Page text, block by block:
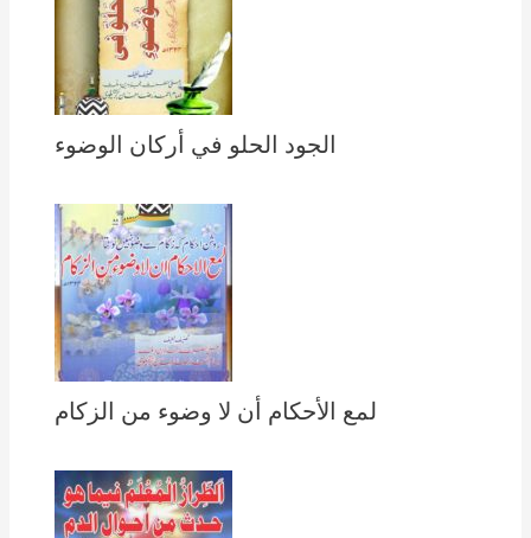
الجود الحلو في أركان الوضوء
لمع الأحكام أن لا وضوء من الزكام